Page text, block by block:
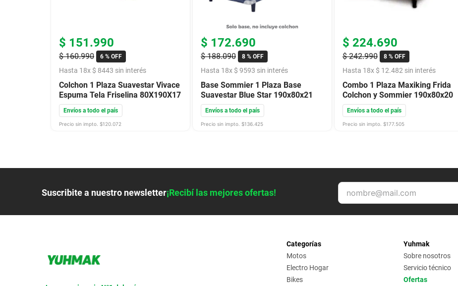
$ 151.990
$ 160.990 6 %OFF
Hasta 18x $ 8443 sin interés
Colchon 1 Plaza Suavestar Vivace
Espuma Tela Friselina 80X190X17
Envíos a todo el país
Precio sin impto. $120.072
$ 172.690
$ 188.090 8 %OFF
Hasta 18x $ 9593 sin interés
Base Sommier 1 Plaza Base
Suavestar Blue Star 190x80x21
Envíos a todo el país
Precio sin impto. $136.425
$ 224.690
$ 242.990 8 %OFF
Hasta 18x $ 12.482 sin interés
Combo 1 Plaza Maxiking Frida
Colchon y Sommier 190x80x20
Envíos a todo el país
Precio sin impto. $177.505
Suscribite a nuestro newsletter¡Recibí las mejores ofertas!
Categorías
Motos
Electro Hogar
Bikes
Yuhmak
Sobre nosotros
Servicio técnico
Ofertas